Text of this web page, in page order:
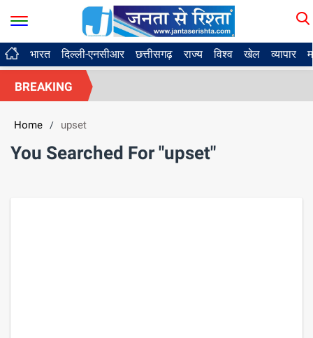
भारत दिल्ली-एनसीआर छत्तीसगढ़ राज्य विश्व खेल व्यापार
BREAKING
Home / upset
You Searched For "upset"